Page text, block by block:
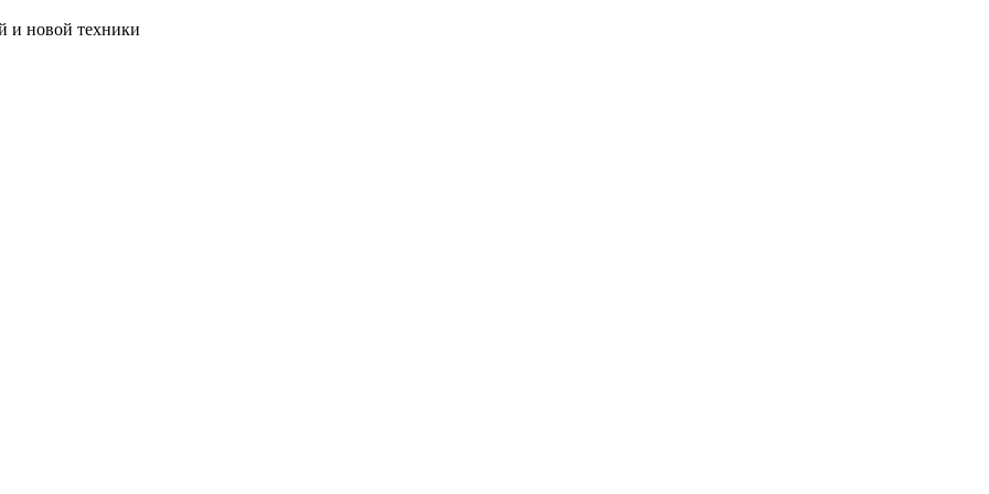
и новой техники